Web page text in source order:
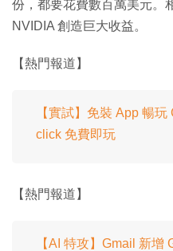
份，都要花費數百萬美元。
NVIDIA 創造巨大收益。
【熱門報道】
【實試】免裝 App 暢
click 免費即玩
【熱門報道】
【AI 特攻】Gmail 新增